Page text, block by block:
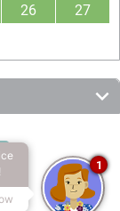
26
27
1